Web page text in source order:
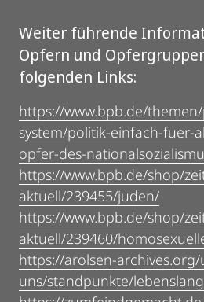
Weiter führende
Opfern und
folgenden Links:
https://www.bpb.de/
system/politik-einfach-fuer-
opfer-des-
https://www.bpb.de/shop/
aktuell/239455/juden/
https://www.bpb.de/shop/
aktuell/239460/
https://arolsen-
uns/standpunkte/